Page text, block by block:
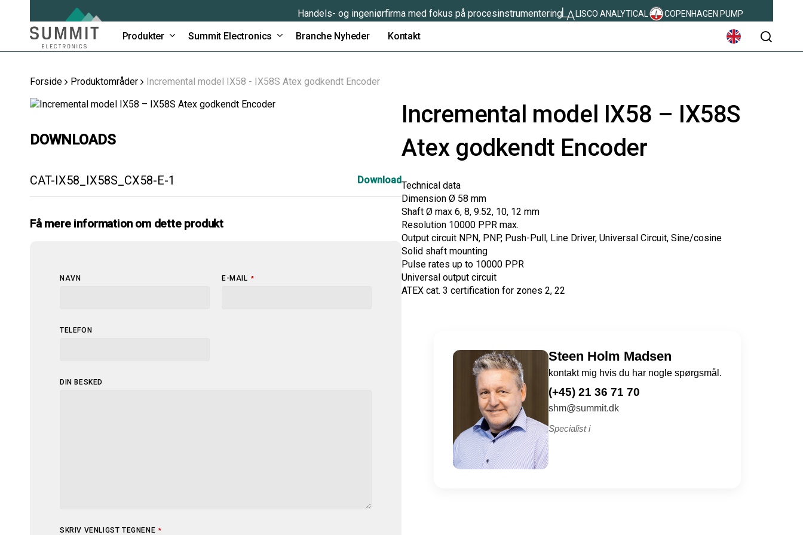
Handels- og ingeniørfirma med fokus på procesinstrumentering LISCO ANALYTICAL COPENHAGEN PUMP
Produkter Summit Electronics Branche Nyheder Kontakt
Forside Produktområder Incremental model IX58 - IX58S Atex godkendt Encoder
DOWNLOADS
CAT-IX58_IX58S_CX58-E-1 Download
Få mere information om dette produkt
YOUR
NAVN E-MAIL *
TELEFON
DIN BESKED
SKRIV VENLIGST TEGNENE *
Incremental model IX58 – IX58S
Atex godkendt Encoder
Technical data
Dimension Ø 58 mm
Shaft Ø max 6, 8, 9.52, 10, 12 mm
Resolution 10000 PPR max.
Output circuit NPN, PNP, Push-Pull, Line Driver, Universal Circuit, Sine/cosine
Solid shaft mounting
Pulse rates up to 10000 PPR
Universal output circuit
ATEX cat. 3 certification for zones 2, 22
Steen Holm Madsen
kontakt mig hvis du har nogle spørgsmål.
(+45) 21 36 71 70
shm@summit.dk
Specialist i